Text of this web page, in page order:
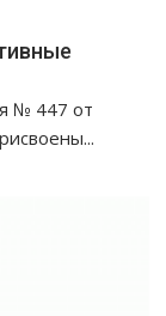
№ 447 от